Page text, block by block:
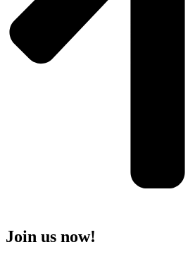
Join us now!